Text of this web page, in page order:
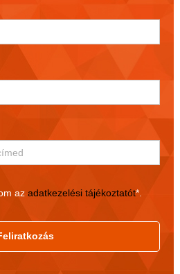
az adatkezelési tájékoztatót*.